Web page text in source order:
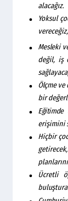
alacağız.
Yoksul
Mesleki
değil, iş
Ölçme ve
bir
Eğitimde
erişimini
Hiçbir
Ücretli